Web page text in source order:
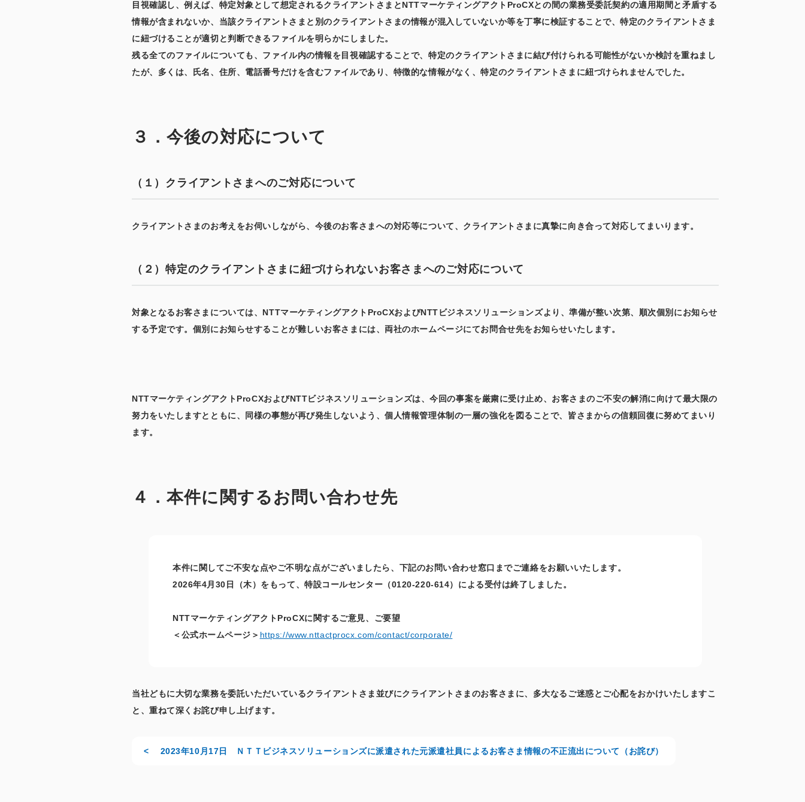
目視確認し、例えば、特定対象として想定されるクライアントさまとNTTマーケティングアクトProCXとの間の業務受委託契約の適用期間と矛盾する
情報が含まれないか、当該クライアントさまと別のクライアントさまの情報が混入していないか等を丁寧に検証することで、特定のクライアントさま
に紐づけることが適切と判断できるファイルを明らかにしました。
残る全てのファイルについても、ファイル内の情報を目視確認することで、特定のクライアントさまに結び付けられる可能性がないか検討を重ねまし
たが、多くは、氏名、住所、電話番号だけを含むファイルであり、特徴的な情報がなく、特定のクライアントさまに紐づけられませんでした。
３．今後の対応について
（１）クライアントさまへのご対応について
クライアントさまのお考えをお伺いしながら、今後のお客さまへの対応等について、クライアントさまに真摯に向き合って対応してまいります。
（２）特定のクライアントさまに紐づけられないお客さまへのご対応について
対象となるお客さまについては、NTTマーケティングアクトProCXおよびNTTビジネスソリューションズより、準備が整い次第、順次個別にお知らせ
する予定です。個別にお知らせすることが難しいお客さまには、両社のホームページにてお問合せ先をお知らせいたします。
NTTマーケティングアクトProCXおよびNTTビジネスソリューションズは、今回の事案を厳粛に受け止め、お客さまのご不安の解消に向けて最大限の
努力をいたしますとともに、同様の事態が再び発生しないよう、個人情報管理体制の一層の強化を図ることで、皆さまからの信頼回復に努めてまいり
ます。
４．本件に関するお問い合わせ先
本件に関してご不安な点やご不明な点がございましたら、下記のお問い合わせ窓口までご連絡をお願いいたします。
2026年4月30日（木）をもって、特設コールセンター（0120-220-614）による受付は終了しました。
NTTマーケティングアクトProCXに関するご意見、ご要望
＜公式ホームページ＞ https://www.nttactprocx.com/contact/corporate/
当社どもに大切な業務を委託いただいているクライアントさま並びにクライアントさまのお客さまに、多大なるご迷惑とご心配をおかけいたしますこ
と、重ねて深くお詫び申し上げます。
< 2023年10月17日 ＮＴＴビジネスソリューションズに派遣された元派遣社員によるお客さま情報の不正流出について（お詫び）